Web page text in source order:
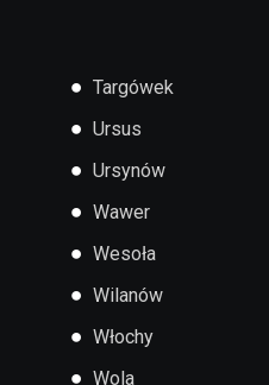
● Targówek
● Ursus
● Ursynów
● Wawer
● Wesoła
● Wilanów
● Włochy
● Wola